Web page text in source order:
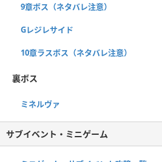
9章ボス（ネタバレ注意）
Gレジレサイド
10章ラスボス（ネタバレ注意）
裏ボス
ミネルヴァ
サブイベント・ミニゲーム